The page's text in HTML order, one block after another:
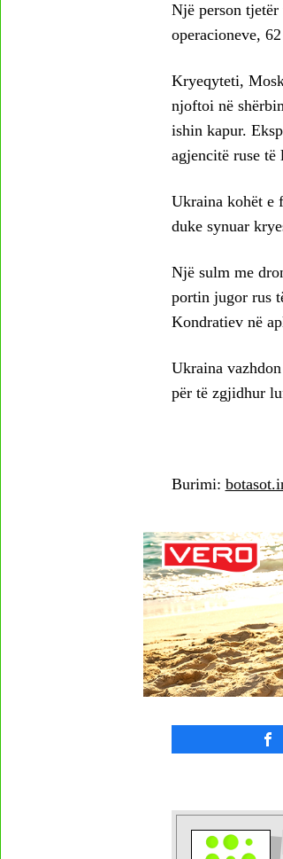
Një person
operacioneve,
Kryeqyteti,
njoftoi në
ishin kapur.
agjencitë ruse të
Ukraina kohët e
duke synuar
Një sulm me
portin jugor rus
Kondratiev në
Ukraina
për të zgjidhur
Burimi: